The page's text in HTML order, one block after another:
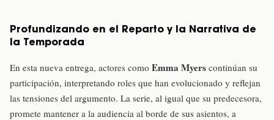
Profundizando en el Reparto y la Narrativa de
la Temporada
En esta nueva entrega, actores como Emma Myers continúan su
participación, interpretando roles que han evolucionado y reflejan
las tensiones del argumento. La serie, al igual que su predecesora,
promete mantener a la audiencia al borde de sus asientos, a